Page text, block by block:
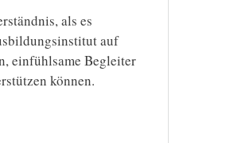
als es
auf
einfühlsame Begleiter
können.